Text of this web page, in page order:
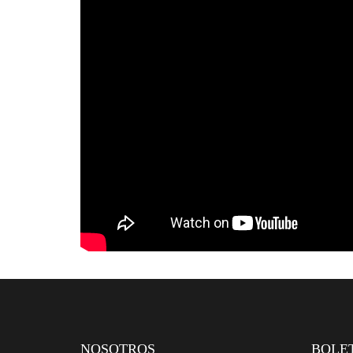
NOSOTROS